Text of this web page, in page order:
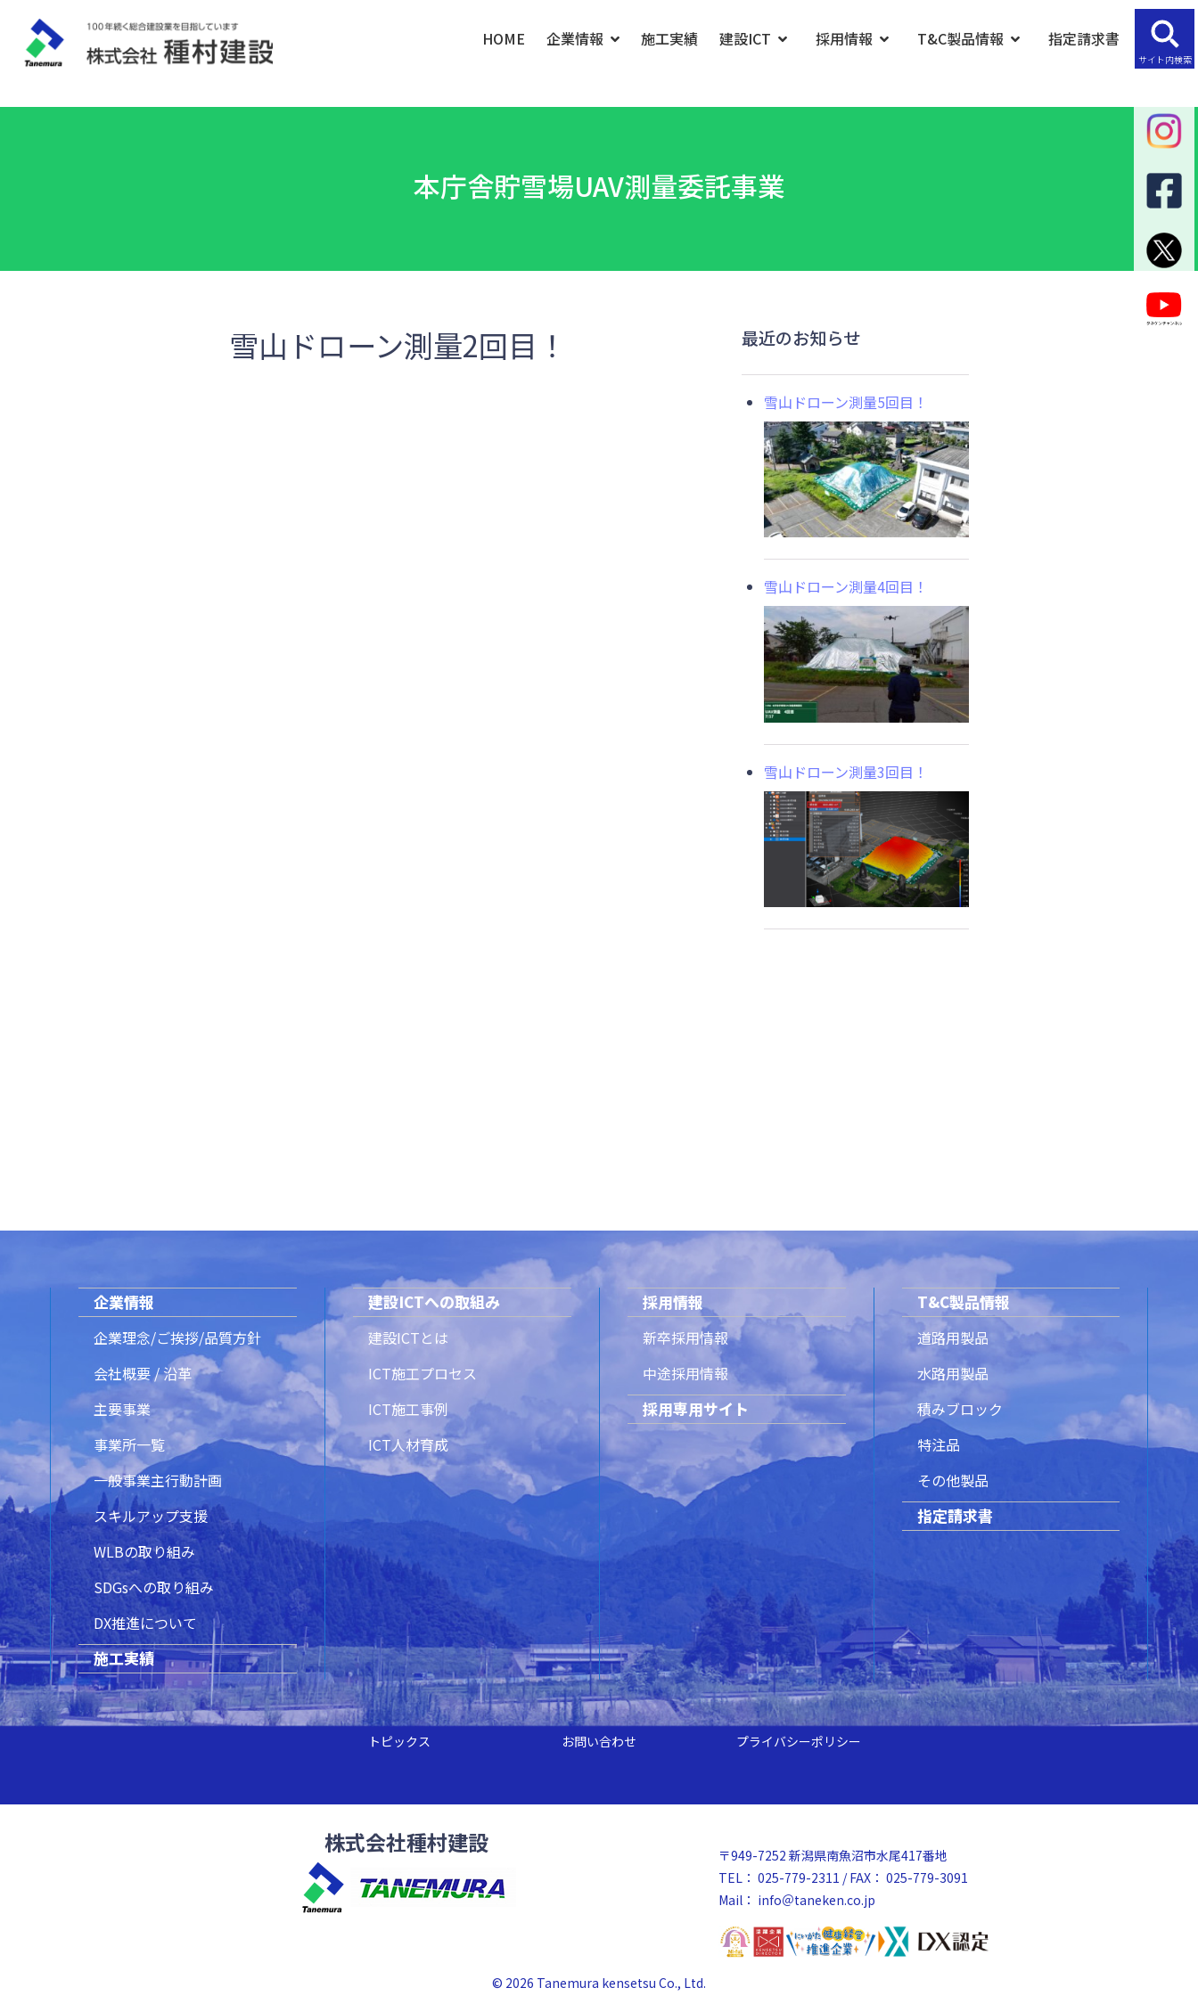
HOME 企業情報 施工実績 建設ICT 採用情報 T&C製品情報 指定請求書
サイト内検索
本庁舎貯雪場UAV測量委託事業
雪山ドローン測量2回目！ 最近のお知らせ
雪山ドローン測量5回目！
雪山ドローン測量4回目！
雪山ドローン測量3回目！
企業情報
企業理念/ご挨拶/品質方針
会社概要 / 沿革
主要事業
事業所一覧
一般事業主行動計画
スキルアップ支援
WLBの取り組み
SDGsへの取り組み
DX推進について
施工実績
建設ICTへの取組み
建設ICTとは
ICT施工プロセス
ICT施工事例
ICT人材育成
採用情報
新卒採用情報
中途採用情報
採用専用サイト
T&C製品情報
道路用製品
水路用製品
積みブロック
特注品
その他製品
指定請求書
トピックス お問い合わせ プライバシーポリシー
株式会社種村建設
〒949-7252 新潟県南魚沼市水尾417番地
TEL： 025-779-2311 / FAX： 025-779-3091
Mail： info＠taneken.co.jp
© 2026 Tanemura kensetsu Co., Ltd.